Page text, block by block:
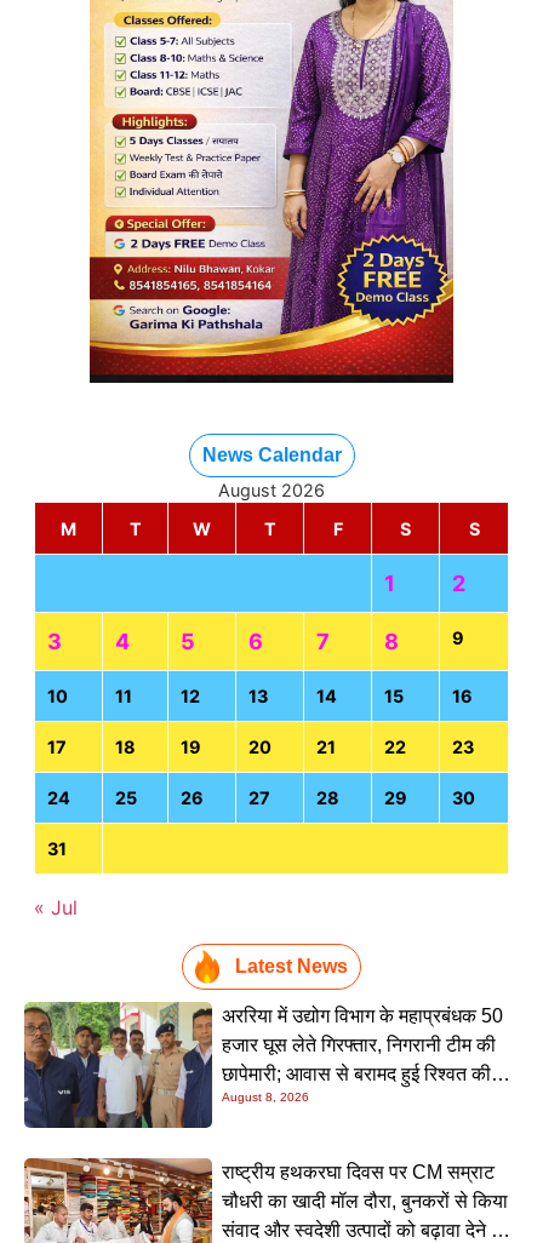
News Calendar
August 2026
M
T W T F S S
1 2
3 4 5 6 7 8 9
10 11 12 13 14 15 16
17 18 19 20 21 22 23
24 25 26 27 28 29 30
31
« Jul
Latest News
अररिया में उद्योग विभाग के महाप्रबंधक 50
हजार घूस लेते गिरफ्तार, निगरानी टीम की
छापेमारी; आवास से बरामद हुई रिश्वत की
रकम
August 8, 2026
राष्ट्रीय हथकरघा दिवस पर CM सम्राट
चौधरी का खादी मॉल दौरा, बुनकरों से किया
संवाद और स्वदेशी उत्पादों को बढ़ावा देने की